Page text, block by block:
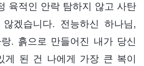
육적인 안락 탐하지 않고 사탄
겠습니다. 전능하신 하나님,
. 흙으로 만들어진 내가 당신
게 된 건 나에게 가장 큰 복이